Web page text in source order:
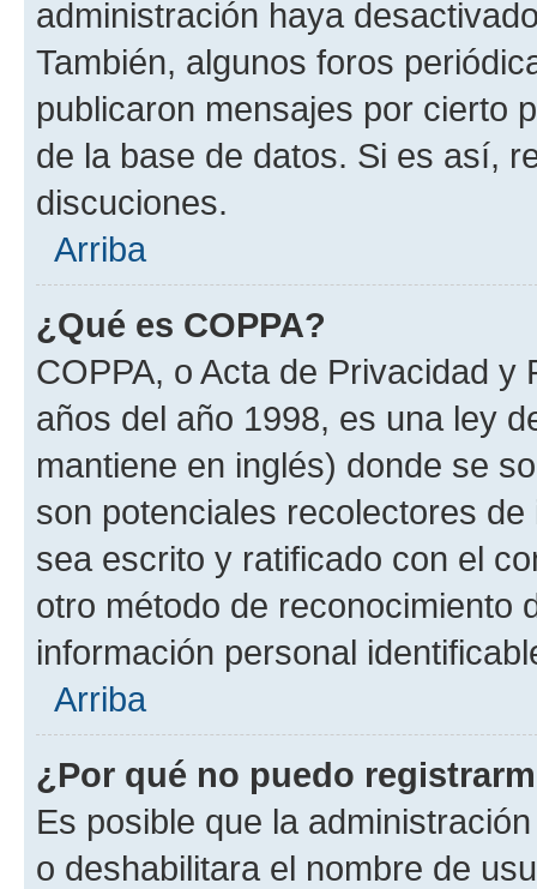
administración haya
También, algunos foros
publicaron mensajes por cierto
de la base de datos. Si es así,
discuciones.
Arriba
¿Qué es COPPA?
COPPA, o Acta de Privacidad
años del año 1998, es una ley
mantiene en inglés) donde se
son potenciales recolectores
sea escrito y ratificado con el
otro método de reconocimiento
información personal
Arriba
¿Por qué no puedo
Es posible que la
o deshabilitara el nombre de